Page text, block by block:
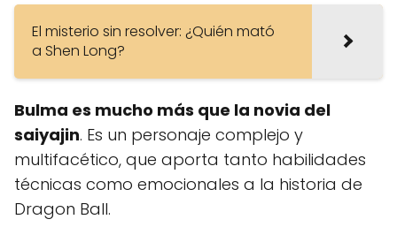
El misterio sin resolver: ¿Quién mató
a Shen Long?
Bulma es mucho más que la novia del
saiyajin. Es un personaje complejo y
multifacético, que aporta tanto habilidades
técnicas como emocionales a la historia de
Dragon Ball.